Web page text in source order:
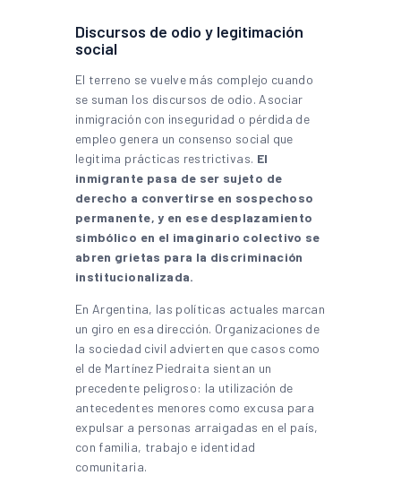
Discursos de odio y legitimación
social
El terreno se vuelve más complejo cuando
se suman los discursos de odio. Asociar
inmigración con inseguridad o pérdida de
empleo genera un consenso social que
legitima prácticas restrictivas. El
inmigrante pasa de ser sujeto de
derecho a convertirse en sospechoso
permanente, y en ese desplazamiento
simbólico en el imaginario colectivo se
abren grietas para la discriminación
institucionalizada.
En Argentina, las políticas actuales marcan
un giro en esa dirección. Organizaciones de
la sociedad civil advierten que casos como
el de Martínez Piedraita sientan un
precedente peligroso: la utilización de
antecedentes menores como excusa para
expulsar a personas arraigadas en el país,
con familia, trabajo e identidad
comunitaria.